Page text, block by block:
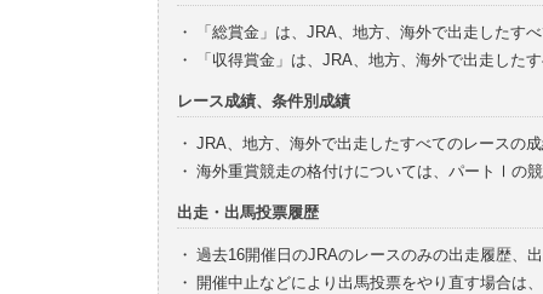
・
「総賞金」は、JRA、地方、海外で出走したす
・
「収得賞金」は、JRA、地方、海外で出走した
レース成績、条件別成績
・ JRA、地方、海外で出走したすべてのレースの
・ 海外重賞競走の格付けについては、パートⅠの
出走・出馬投票履歴
・ 過去16開催日のJRAのレースのみの出走履歴、
・ 開催中止などにより出馬投票をやり直す場合は